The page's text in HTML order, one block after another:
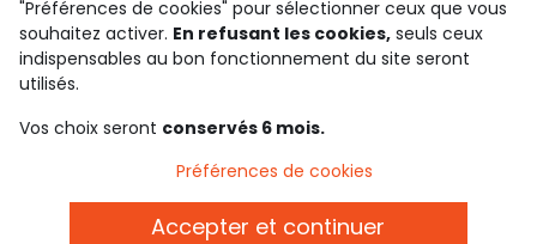
Conditions générales de ventes et d'utilisation
Conditions d’utilisation des réseaux sociaux
Politique de confidentialité
Cookies et données personnelles
Paramètres des cookies
"Préférences de cookies" pour sélectionner ceux que vous
souhaitez activer. En refusant les cookies, seuls ceux
indispensables au bon fonctionnement du site seront
utilisés.
Vos choix seront conservés 6 mois.
Préférences de cookies
Accepter et continuer